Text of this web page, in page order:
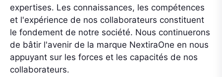
expertises. Les connaissances, les compétences
et l'expérience de nos collaborateurs constituent
le fondement de notre société. Nous continuerons
de bâtir l'avenir de la marque NextiraOne en nous
appuyant sur les forces et les capacités de nos
collaborateurs.